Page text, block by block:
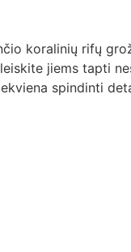
koralinių rifų
jiems tapti
spindinti